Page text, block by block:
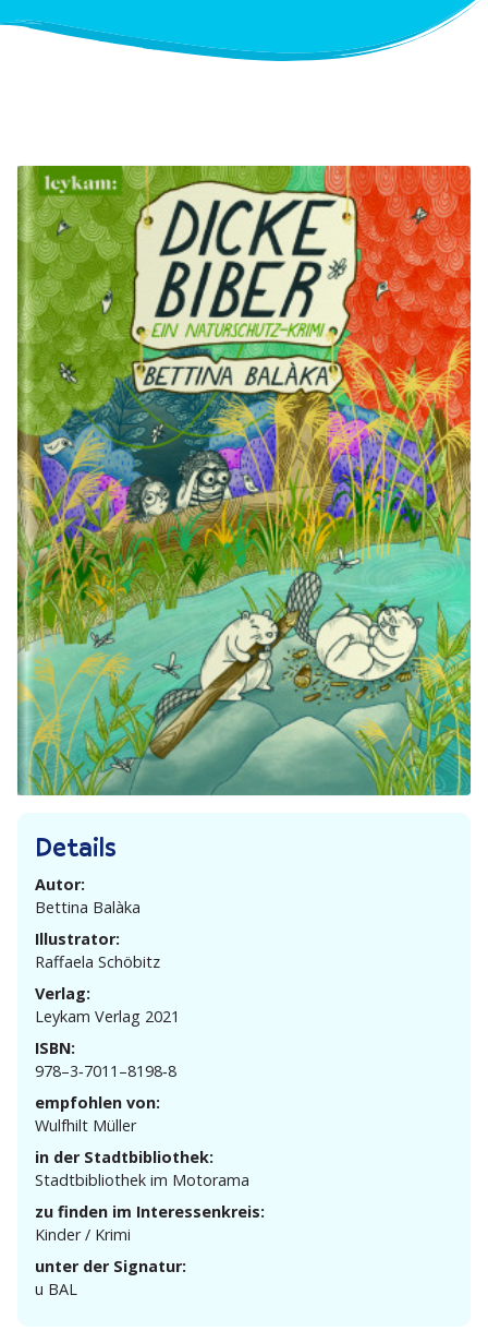
Details
Autor:
Bettina Balàka
Illustrator:
Raffaela Schöbitz
Verlag:
Leykam Verlag 2021
ISBN:
978–3‑7011–8198‑8
empfohlen von:
Wulfhilt Müller
in der Stadtbibliothek:
Stadt­bi­bliothek im Motorama
zu finden im Interessenkreis:
Kinder / Krimi
unter der Signatur:
u BAL